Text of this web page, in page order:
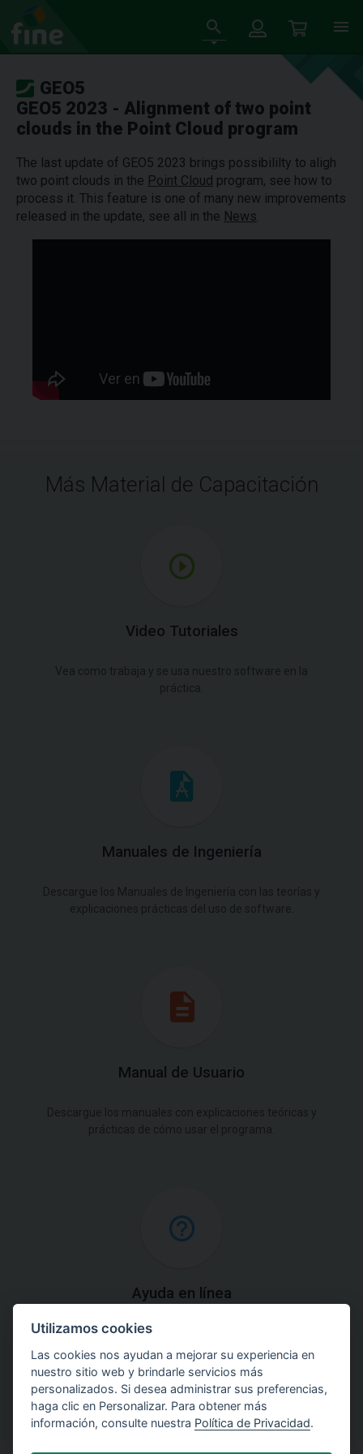
GEO5
GEO5 2023 - Alignment of two point
clouds in the Point Cloud program
The last update of GEO5 2023 brings possibililty to aligh
two point clouds in the Point Cloud program, see how to
process it. This feature is one of many new improvements
released in the update, see all in the News.
Más Material de Capacitación
Video Tutoriales
Vea como trabaja y se usa nuestro software en la
práctica.
Manuales de Ingeniería
Descargue los Manuales de Ingeniería con las teorías y
explicaciones prácticas del uso de software.
Manual de Usuario
Descargue los manuales con explicaciones teóricas y
prácticas de cómo usar el programa.
Ayuda en línea
Acceda a explicaciones detalladas sobre los métodos
utilizados en nuestro software.
Utilizamos cookies
Las cookies nos ayudan a mejorar su experiencia en
nuestro sitio web y brindarle servicios más
personalizados. Si desea administrar sus preferencias,
haga clic en Personalizar. Para obtener más
información, consulte nuestra Política de Privacidad.